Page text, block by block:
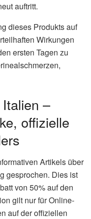
auftritt.
dieses Produkts auf
Wirkungen
ersten Tagen zu
–
offizielle
Artikels über
gesprochen. Dies ist
von 50% auf den
gilt nur für Online-
auf der offiziellen